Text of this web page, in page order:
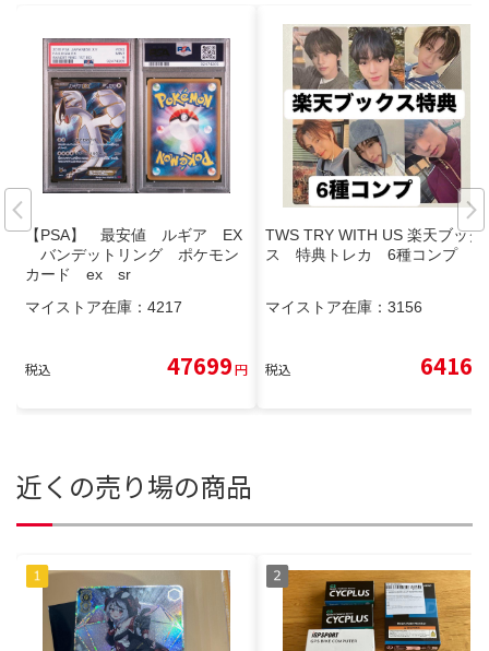
【PSA】 最安値 ルギア EX
バンデットリング ポケモン
カード ex sr
マイストア在庫： 4217
税込 47699円
TWS TRY WITH US 楽天ブック
ス 特典トレカ 6種コンプ
マイストア在庫： 3156
税込 6416
近くの売り場の商品